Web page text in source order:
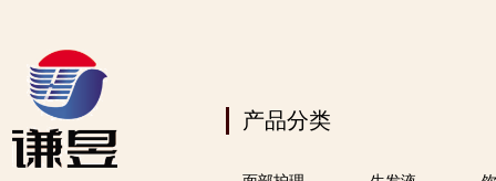
产品分类